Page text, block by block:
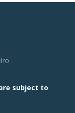
subject to